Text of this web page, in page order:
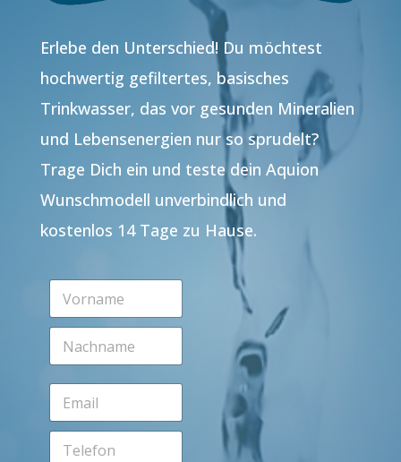
Erlebe den Unterschied! Du möchtest
hochwertig gefiltertes, basisches
Trinkwasser, das vor gesunden Mineralien
und Lebensenergien nur so sprudelt?
Trage Dich ein und teste dein Aquion
Wunschmodell unverbindlich und
kostenlos 14 Tage zu Hause.
V
r
m
e
N
c
h
a
m
E
a
T